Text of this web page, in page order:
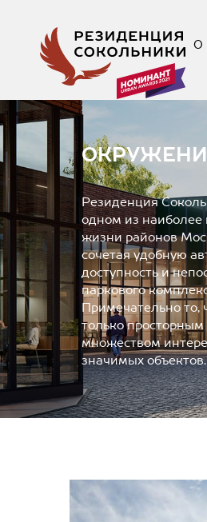
О
Резиденция
одном из наиболее
жизни районов
сочетая удобную
доступность и
паркового
Примечательно то,
только
множеством
значимых объектов.